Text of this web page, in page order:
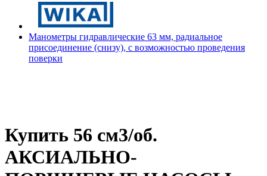
Манометры гидравлические 63 мм, радиальное
присоединение (снизу), с возможностью проведения
поверки
Купить 56 см3/об.
АКСИАЛЬНО-